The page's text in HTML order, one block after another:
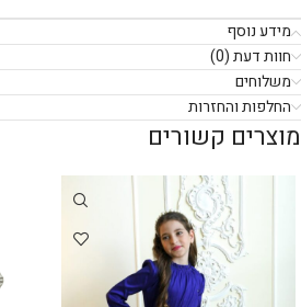
מידע נוסף
חוות דעת (0)
משלוחים
החלפות והחזרות
מוצרים קשורים